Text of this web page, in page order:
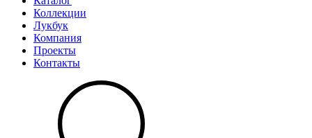
Коллекции
Лукбук
Компания
Проекты
Контакты